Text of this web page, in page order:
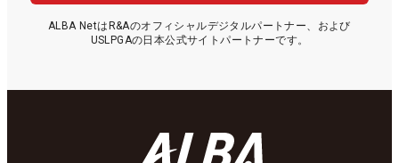
ALBA NetはR&Aのオフィシャルデジタルパートナー、および
USLPGAの日本公式サイトパートナーです。